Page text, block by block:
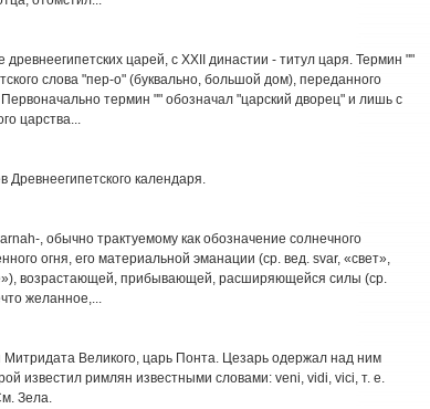
царей, с XXII династии - титул царя. Термин ""
слова "пер-о" (буквально, большой дом), переданного
термин "" обозначал "царский дворец" и лишь с
царства...
календаря.
, обычно трактуемому как обозначение солнечного
огня, его материальной эманации (ср. вед. svar, «свет»,
возрастающей, прибывающей, расширяющейся силы (ср.
желанное,...
Великого, царь Понта. Цезарь одержал над ним
известил римлян известными словами: veni, vidi, vici, т. е.
Зела.